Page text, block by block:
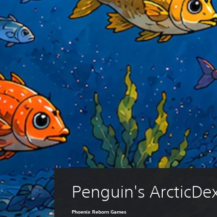
Penguin's
Phoenix Reborn Games